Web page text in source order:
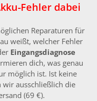
Fehler dabei
Reparaturen für
weißt, welcher Fehler
Eingangsdiagnose
dich, was genau
möglich ist. Ist keine
wir ausschließlich die
(69 €).